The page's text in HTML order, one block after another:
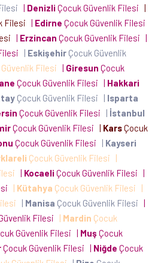
| DenizliÇocuk Güvenlik Filesi |
Filesi | Edirne Çocuk Güvenlik Filesi
| Erzincan Çocuk Güvenlik Filesi |
| Eskişehir Çocuk Güvenlik
Filesi | Giresun Çocuk
Çocuk Güvenlik Filesi | Hakkari
Çocuk Güvenlik Filesi | Isparta
Çocuk Güvenlik Filesi | İstanbul
Çocuk Güvenlik Filesi | KarsÇocuk
Çocuk Güvenlik Filesi | Kayseri
Çocuk Güvenlik Filesi
|
| KocaeliÇocuk Güvenlik Filesi |
| Kütahya Çocuk Güvenlik Filesi
|
| Manisa Çocuk Güvenlik Filesi |
Filesi | Mardin Çocuk
Güvenlik Filesi | Muş Çocuk
Çocuk Güvenlik Filesi | Niğde Çocuk